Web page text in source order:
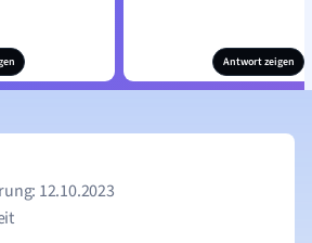
Antwort zeigen
12.10.2023